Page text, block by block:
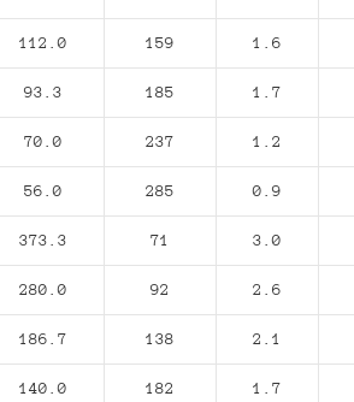
112.0 159 1.6
93.3 185 1.7
70.0 237 1.2
56.0 285 0.9
373.3 71 3.0
280.0 92 2.6
186.7 138 2.1
140.0 182 1.7